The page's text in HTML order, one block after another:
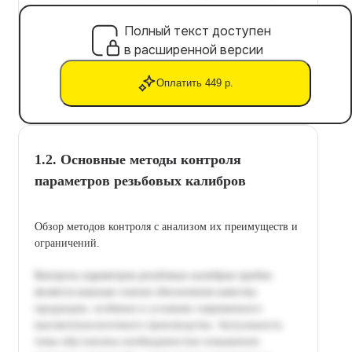
Полный текст доступен
в расширенной версии
Оплатить 449 р.
1.2. Основные методы контроля
параметров резьбовых калибров
Обзор методов контроля с анализом их преимуществ и
ограничений.